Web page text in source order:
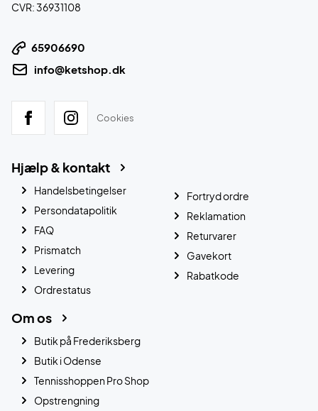
CVR: 36931108
65906690
info@ketshop.dk
Cookies
Hjælp & kontakt
Handelsbetingelser
Persondatapolitik
FAQ
Prismatch
Levering
Ordrestatus
Fortryd ordre
Reklamation
Returvarer
Gavekort
Rabatkode
Om os
Butik på Frederiksberg
Butik i Odense
Tennisshoppen Pro Shop
Opstrengning